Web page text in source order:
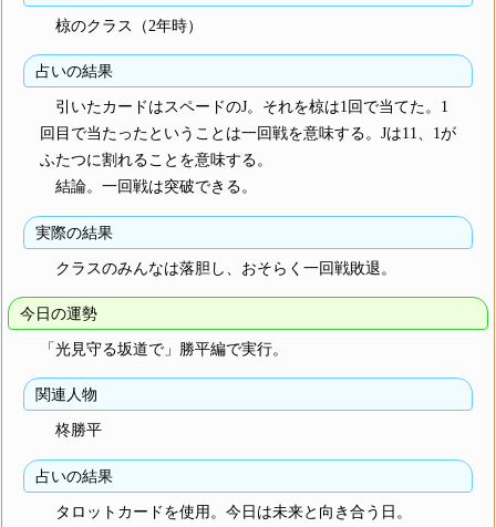
椋のクラス（2年時）
占いの結果
引いたカードはスペードのJ。それを椋は1回で当てた。1
回目で当たったということは一回戦を意味する。Jは11、1が
ふたつに割れることを意味する。
結論。一回戦は突破できる。
実際の結果
クラスのみんなは落胆し、おそらく一回戦敗退。
今日の運勢
「光見守る坂道で」勝平編で実行。
関連人物
柊勝平
占いの結果
タロットカードを使用。今日は未来と向き合う日。